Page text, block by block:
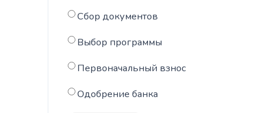
Сбор документов
Выбор программы
Первоначальный взнос
Одобрение банка